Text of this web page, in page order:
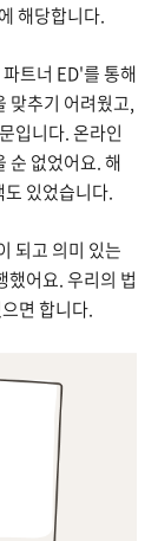
해당합니다.
트너 ED'를 통해
맞추기 어려웠고,
입니다. 온라인
순 없었어요. 해
있었습니다.
되고 의미 있는
했어요. 우리의 법
면 합니다.